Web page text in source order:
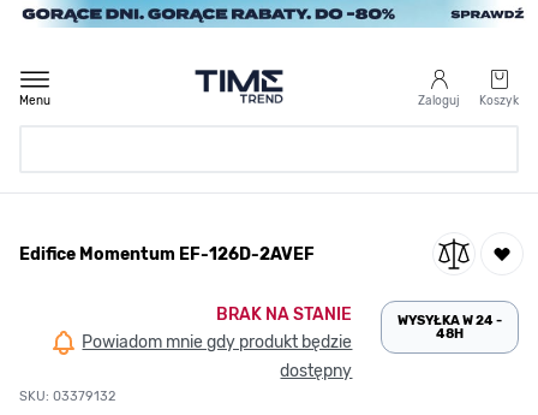
Przejdź do treści
Zaloguj Koszyk
Menu
/ Edifice Momentum EF-126D-2AVEF
Edifice Momentum EF-126D-2AVEF
BRAK NA STANIE
Powiadom mnie gdy produkt będzie
dostępny
SKU: 03379132
WYSYŁKA W 24 -
48H